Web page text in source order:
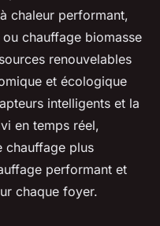
chaleur performant,
chauffage biomasse
renouvelables
et écologique
intelligents et la
en temps réel,
chauffage plus
performant et
chaque foyer.